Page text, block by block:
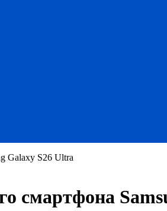
Galaxy S26 Ultra
смартфона